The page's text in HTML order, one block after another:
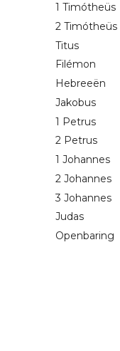
1 Timótheüs
2 Timótheüs
Titus
Filémon
Hebreeën
Jakobus
1 Petrus
2 Petrus
1 Johannes
2 Johannes
3 Johannes
Judas
Openbaring